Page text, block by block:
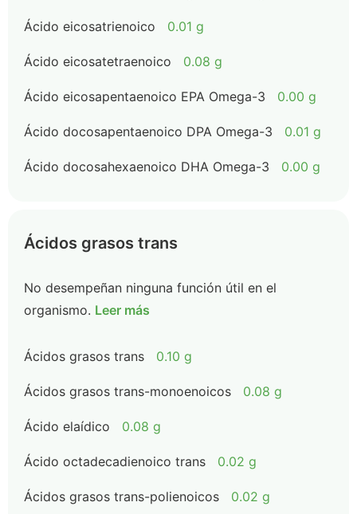
Ácido eicosatrienoico 0.01 g
Ácido eicosatetraenoico 0.08 g
Ácido eicosapentaenoico EPA Omega-3 0.00 g
Ácido docosapentaenoico DPA Omega-3 0.01 g
Ácido docosahexaenoico DHA Omega-3 0.00 g
Ácidos grasos trans
No desempeñan ninguna función útil en el
organismo. Leer más
Ácidos grasos trans 0.10 g
Ácidos grasos trans-monoenoicos 0.08 g
Ácido elaídico 0.08 g
Ácido octadecadienoico trans 0.02 g
Ácidos grasos trans-polienoicos 0.02 g